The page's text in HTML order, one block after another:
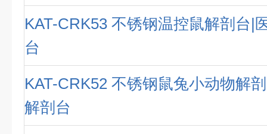
KAT-CRK53 不锈钢温控鼠解剖台|
台
KAT-CRK52 不锈钢鼠兔小动物解
解剖台